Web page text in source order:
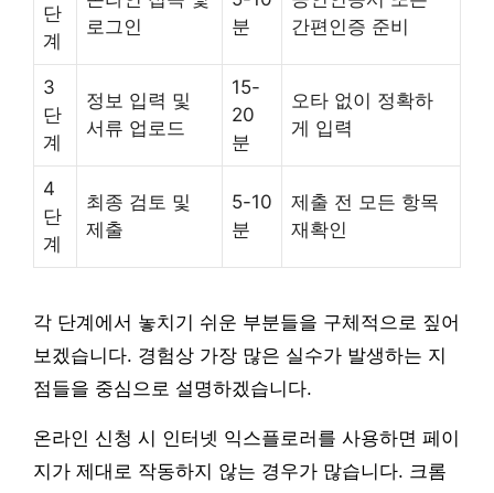
단
계
로그인
분
간편인증 준비
3
단
계
정보 입력 및
서류 업로드
15-
20
분
오타 없이 정확하
게 입력
4
단
계
최종 검토 및
제출
5-10
분
제출 전 모든 항목
재확인
각 단계에서 놓치기 쉬운 부분들을 구체적으로 짚어
보겠습니다. 경험상 가장 많은 실수가 발생하는 지
점들을 중심으로 설명하겠습니다.
온라인 신청 시 인터넷 익스플로러를 사용하면 페이
지가 제대로 작동하지 않는 경우가 많습니다. 크롬